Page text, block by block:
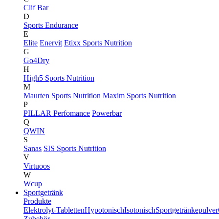
Clif Bar
D
Sports Endurance
E
Elite Enervit Etixx Sports Nutrition
G
Go4Dry
H
High5 Sports Nutrition
M
Maurten Sports Nutrition Maxim Sports Nutrition
P
PILLAR Perfomance Powerbar
Q
QWIN
S
Sanas SIS Sports Nutrition
V
Virtuoos
W
Wcup
Sportgetränk
Produkte
Elektrolyt-TablettenHypotonischIsotonischSportgetränkepulver